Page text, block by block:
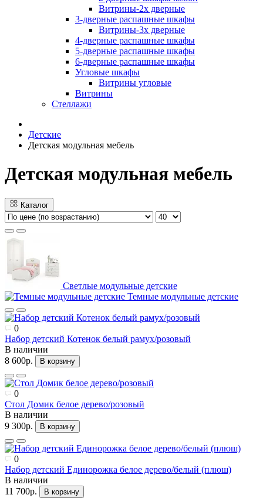
Витрины-2х дверные
3-дверные распашные шкафы
Витрины-3х дверные
4-дверные распашные шкафы
5-дверные распашные шкафы
6-дверные распашные шкафы
Угловые шкафы
Витрины угловые
Витрины
Стеллажи
Детские
Детская модульная мебель
Детская модульная мебель
Каталог
Светлые модульные детские
Темные модульные детские
0
Набор детский Котенок белый рамух/розовый
В наличии
8 600р.
В корзину
0
Стол Домик белое дерево/розовый
В наличии
9 300р.
В корзину
0
Набор детский Единорожка белое дерево/белый (плюш)
В наличии
11 700р.
В корзину